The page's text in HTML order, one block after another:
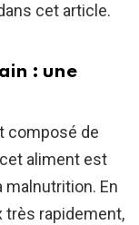
cet article.
: une
composé de
aliment est
En
très rapidement,